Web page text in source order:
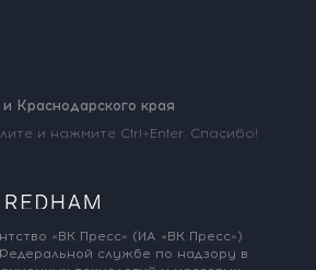
Краснодарского края
и нажмите Ctrl+Enter. Спасибо!
«ВК Пресс» (ИА «ВК Пресс»)
службе по надзору в